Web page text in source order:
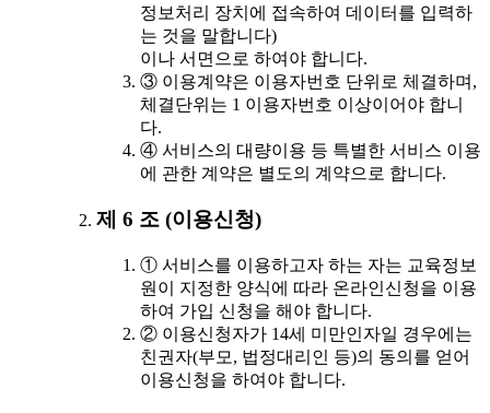
정보처리 장치에 접속하여 데이터를 입력하
는 것을 말합니다)
이나 서면으로 하여야 합니다.
③ 이용계약은 이용자번호 단위로 체결하며,
체결단위는 1 이용자번호 이상이어야 합니
다.
④ 서비스의 대량이용 등 특별한 서비스 이용
에 관한 계약은 별도의 계약으로 합니다.
제 6 조 (이용신청)
① 서비스를 이용하고자 하는 자는 교육정보
원이 지정한 양식에 따라 온라인신청을 이용
하여 가입 신청을 해야 합니다.
② 이용신청자가 14세 미만인자일 경우에는
친권자(부모, 법정대리인 등)의 동의를 얻어
이용신청을 하여야 합니다.